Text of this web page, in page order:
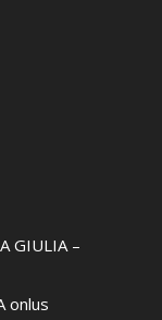
GIULIA –
onlus